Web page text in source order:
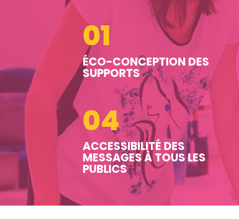
01
ÉCO-CONCEPTION DES
SUPPORTS
04
ACCESSIBILITÉ DES
MESSAGES À TOUS LES
PUBLICS